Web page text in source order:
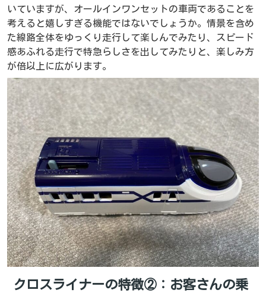
いていますが、オールインワンセットの車両であることを
考えると嬉しすぎる機能ではないでしょうか。情景を含め
た線路全体をゆっくり走行して楽しんでみたり、スピード
感あふれる走行で特急らしさを出してみたりと、楽しみ方
が倍以上に広がります。
クロスライナーの特徴②：お客さんの乗